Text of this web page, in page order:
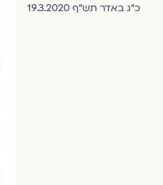
כ"ג באדר תש"ף 19.3.2020